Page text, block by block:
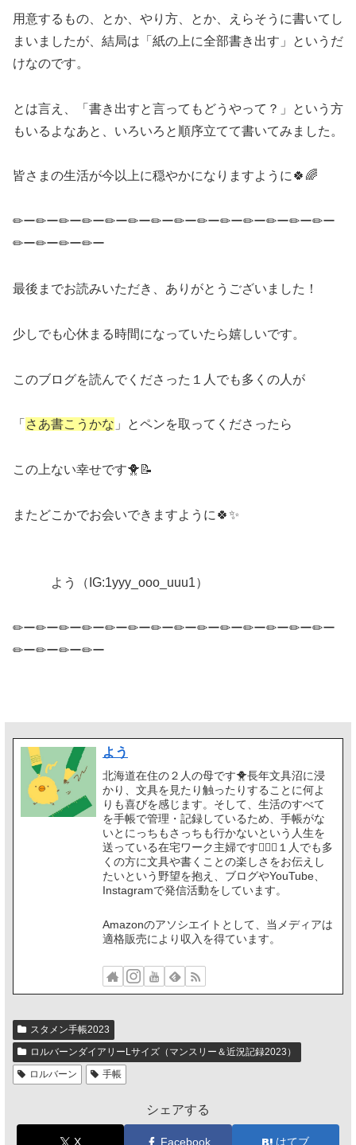
用意するもの、とか、やり方、とか、えらそうに書いてし
まいましたが、結局は「紙の上に全部書き出す」というだ
けなのです。
とは言え、「書き出すと言ってもどうやって？」という方
もいるよなあと、いろいろと順序立てて書いてみました。
皆さまの生活が今以上に穏やかになりますように🍀🌈
✏ー✏ー✏ー✏ー✏ー✏ー✏ー✏ー✏ー✏ー✏ー✏ー✏ー✏ー
✏ー✏ー✏ー✏ー
最後までお読みいただき、ありがとうございました！
少しでも心休まる時間になっていたら嬉しいです。
このブログを読んでくださった１人でも多くの人が
「 さあ書こうかな 」とペンを取ってくださったら
この上ない幸せです🐥📝
またどこかでお会いできますように🍀✨
よう（IG:1yyy_ooo_uuu1）
✏ー✏ー✏ー✏ー✏ー✏ー✏ー✏ー✏ー✏ー✏ー✏ー✏ー✏ー
✏ー✏ー✏ー✏ー
よう
北海道在住の２人の母です🐥長年文具沼に浸
かり、文具を見たり触ったりすることに何よ
りも喜びを感じます。そして、生活のすべて
を手帳で管理・記録しているため、手帳がな
いとにっちもさっちも行かないという人生を
送っている在宅ワーク主婦です🙋🏻‍♀️１人でも多
くの方に文具や書くことの楽しさをお伝えし
たいという野望を抱え、ブログやYouTube、
Instagramで発信活動をしています。
Amazonのアソシエイトとして、当メディアは
適格販売により収入を得ています。
スタメン手帳2023
ロルバーンダイアリーLサイズ（マンスリー＆近況記録2023）
ロルバーン
手帳
シェアする
X Facebook はてブ